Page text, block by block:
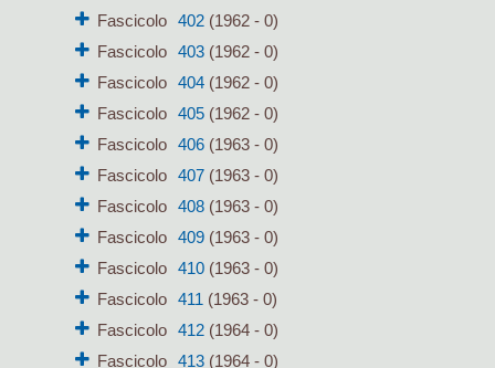
Fascicolo
402(1962 - 0)
Fascicolo
403(1962 - 0)
Fascicolo
404(1962 - 0)
Fascicolo
405(1962 - 0)
Fascicolo
406(1963 - 0)
Fascicolo
407(1963 - 0)
Fascicolo
408(1963 - 0)
Fascicolo
409(1963 - 0)
Fascicolo
410(1963 - 0)
Fascicolo
411 (1963 - 0)
Fascicolo
412(1964 - 0)
Fascicolo
413(1964 - 0)